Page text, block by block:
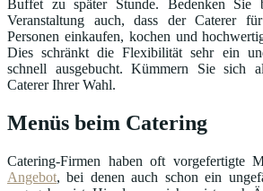
Buffet zu später Stunde. Bedenken Sie
Veranstaltung auch, dass der Caterer
Personen einkaufen, kochen und
Dies schränkt die Flexibilität sehr ein
schnell ausgebucht. Kümmern Sie sich
Caterer Ihrer Wahl.
Menüs beim Catering
Catering-Firmen haben oft vorgefertigte
Angebot, bei denen auch schon ein